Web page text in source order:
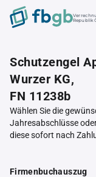
Republik
Schutzengel
Wurzer KG,
FN 11238b
Wählen Sie die
Jahresabschlüsse
diese sofort nach
Firmenbuchauszug